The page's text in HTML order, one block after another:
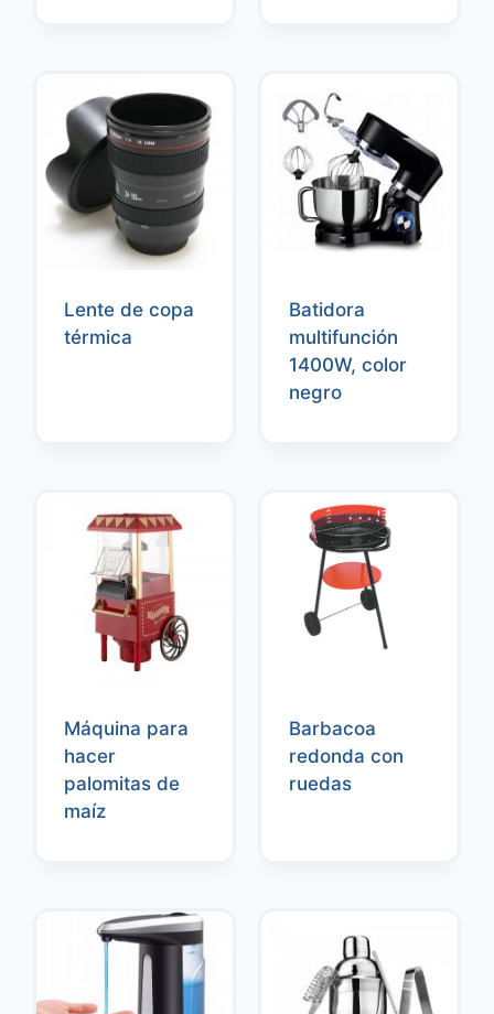
Lente de copa
térmica
Batidora
multifunción
1400W, color
negro
Máquina para
hacer
palomitas de
maíz
Barbacoa
redonda con
ruedas